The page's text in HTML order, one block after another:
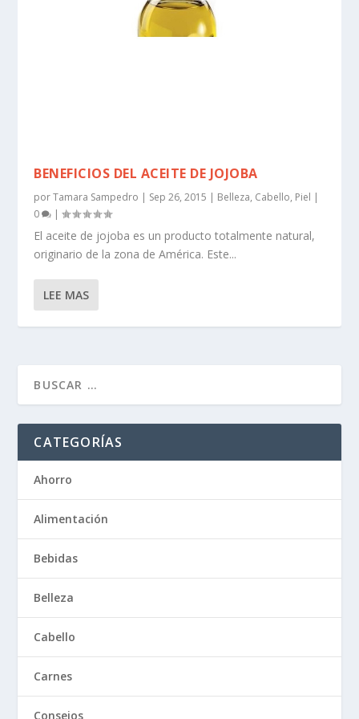
BENEFICIOS DEL ACEITE DE JOJOBA
porTamara Sampedro | Sep 26, 2015 | Belleza, Cabello, Piel |
0
|
El aceite de jojoba es un producto totalmente natural,
originario de la zona de América. Este...
LEE MAS
CATEGORÍAS
Ahorro
Alimentación
Bebidas
Belleza
Cabello
Carnes
Consejos